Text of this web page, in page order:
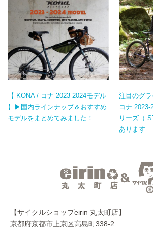
【 KONA / コナ 2023-2024モデル
】▶国内ラインナップ＆おすすめ
モデルをまとめてみました！
注目のグ
コナ
リーズ（
あります
【サイクルショップeirin 丸太町店】
京都府京都市上京区高島町338-2